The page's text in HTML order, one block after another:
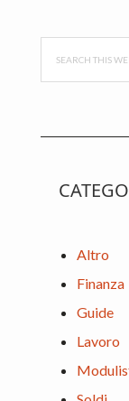
Altro
Finanza
Guide
Lavoro